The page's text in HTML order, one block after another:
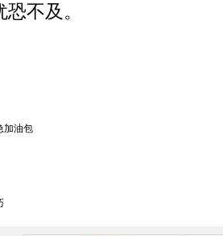
不及。
加油包